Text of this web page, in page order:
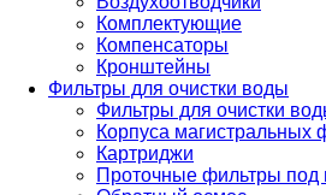
Комплектующие
Компенсаторы
Кронштейны
Фильтры для очистки воды
Фильтры для очистки
Корпуса магистральных
Картриджи
Проточные фильтры под